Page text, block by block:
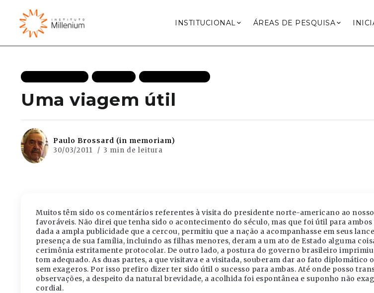
INSTITUCIONAL ÁREAS DE PESQUISA
Uma viagem útil
Paulo Brossard (in memoriam)
30/03/2011 3 min de leitura
Muitos têm sido os comentários referentes à visita do presidente norte-americano ao
favoráveis. Não direi que tenha sido o acontecimento do século, mas que foi útil para ambos
dada a ampla publicidade que a cercou, permitiu que a nação a acompanhasse em seus
presença de sua família, incluindo as filhas menores, deram a um ato de Estado alguma
cerimônia estritamente protocolar. De outro lado, a postura do governo brasileiro imprimiu
tom adequado. As duas partes, a que visitava e a visitada, souberam dar ao fato diplomático
sem exageros. Por isso prefiro dizer ter sido útil o sucesso para ambas. Até onde posso
observações, a despeito da natural brevidade, a acolhida foi espontânea e suponho não
cordial.